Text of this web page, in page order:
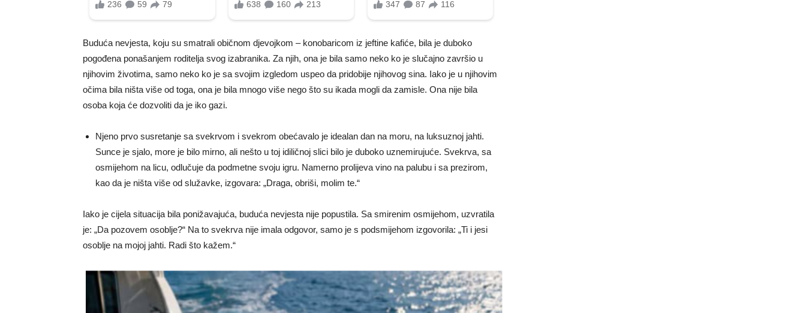
Buduća nevjesta, koju su smatrali običnom djevojkom – konobaricom iz jeftine kafiće, bila je duboko
pogođena ponašanjem roditelja svog izabranika. Za njih, ona je bila samo neko ko je slučajno završio u
njihovim životima, samo neko ko je sa svojim izgledom uspeo da pridobije njihovog sina. Iako je u njihovim
očima bila ništa više od toga, ona je bila mnogo više nego što su ikada mogli da zamisle. Ona nije bila
osoba koja će dozvoliti da je iko gazi.
Njeno prvo susretanje sa svekrvom i svekrom obećavalo je idealan dan na moru, na luksuznoj jahti.
Sunce je sjalo, more je bilo mirno, ali nešto u toj idiličnoj slici bilo je duboko uznemirujuće. Svekrva, sa
osmijehom na licu, odlučuje da podmetne svoju igru. Namerno prolijeva vino na palubu i sa prezirom,
kao da je ništa više od služavke, izgovara: „Draga, obriši, molim te.“
Iako je cijela situacija bila ponižavajuća, buduća nevjesta nije popustila. Sa smirenim osmijehom, uzvratila
je: „Da pozovem osoblje?“ Na to svekrva nije imala odgovor, samo je s podsmijehom izgovorila: „Ti i jesi
osoblje na mojoj jahti. Radi što kažem.“